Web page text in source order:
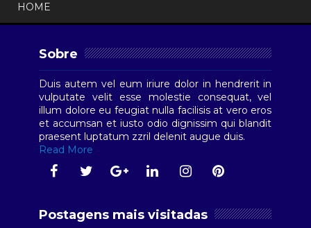
HOME
Sobre
Duis autem vel eum iriure dolor in hendrerit in
vulputate velit esse molestie consequat, vel
illum dolore eu feugiat nulla facilisis at vero eros
et accumsan et iusto odio dignissim qui blandit
praesent luptatum zzril delenit augue duis.
Read More
Postagens mais visitadas